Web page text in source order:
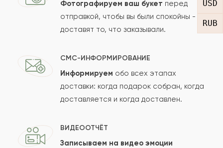
USD
RUB
Сколько будет
Отзыв будет опубликован после проверки.
Проверяем на спам.
Фотографируем ваш букет перед
отправкой, чтобы вы были спокойны -
доставят то, что заказывали.
СМС-ИНФОРМИРОВАНИЕ
Информируем обо всех этапах
доставки: когда подарок собран, когда
доставляется и когда доставлен.
ВИДЕООТЧЁТ
Записываем на видео эмоции